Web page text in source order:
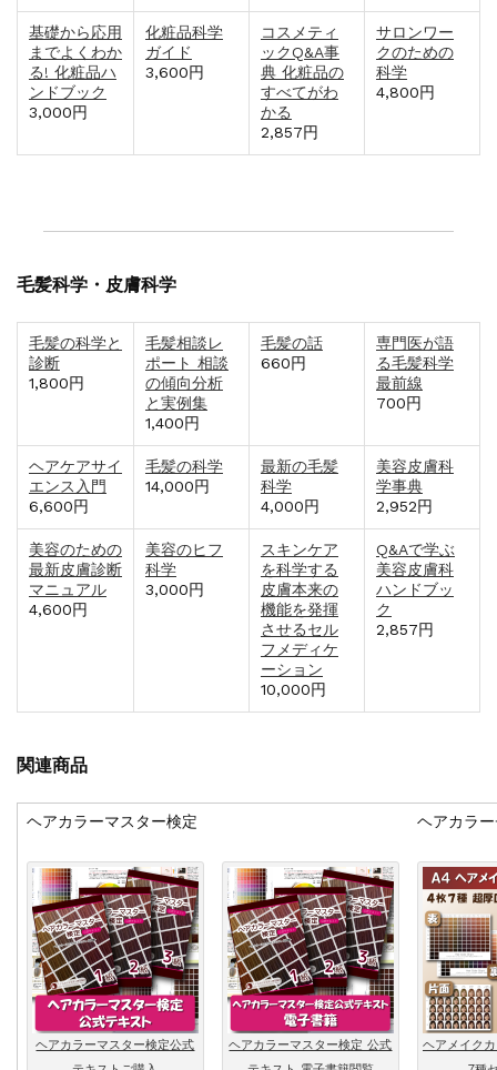
基礎から応用
までよくわか
る! 化粧品ハ
ンドブック
3,000円
化粧品科学
ガイド
3,600円
コスメティ
ックQ&A事
典 化粧品の
すべてがわ
かる
2,857円
サロンワー
クのための
科学
4,800円
毛髪科学・皮膚科学
毛髪の科学と
診断
1,800円
毛髪相談レ
ポート 相談
の傾向分析
と実例集
1,400円
毛髪の話
660円
専門医が語
る毛髪科学
最前線
700円
ヘアケアサイ
エンス入門
6,600円
毛髪の科学
14,000円
最新の毛髪
科学
4,000円
美容皮膚科
学事典
2,952円
美容のための
最新皮膚診断
マニュアル
4,600円
美容のヒフ
科学
3,000円
スキンケア
を科学する
皮膚本来の
機能を発揮
させるセル
フメディケ
ーション
10,000円
Q&Aで学ぶ
美容皮膚科
ハンドブッ
ク
2,857円
関連商品
ヘアカラーマスター検定 ヘアカラ
ヘアカラーマスター検定公式
ヘアカラーマスター検定 公式
ヘアメイク